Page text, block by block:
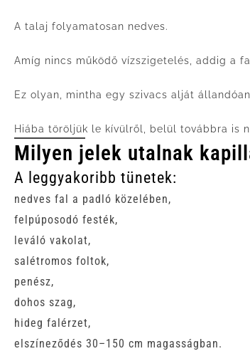
A talaj folyamatosan nedves.
Amíg nincs működő vízszigetelés, addig a
Ez olyan, mintha egy szivacs alját
Hiába töröljük le kívülről, belül továbbra is
Milyen jelek utalnak
A leggyakoribb tünetek:
nedves fal a padló közelében,
felpúposodó festék,
leváló vakolat,
salétromos foltok,
penész,
dohos szag,
hideg falérzet,
elszíneződés 30–150 cm magasságban.